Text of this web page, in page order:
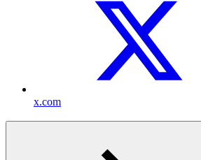
x.com